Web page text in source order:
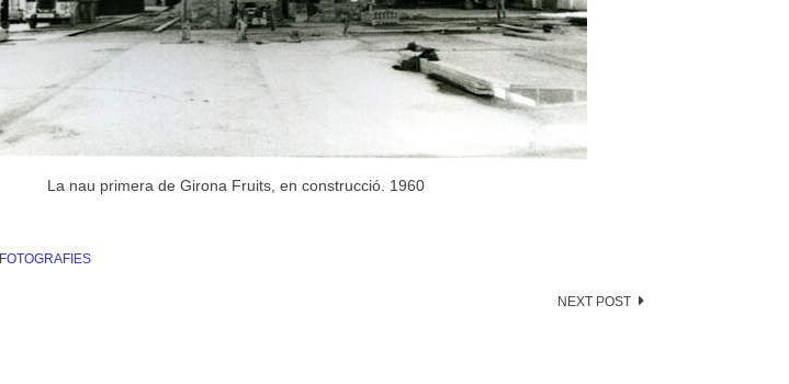
La nau primera de Girona Fruits, en construcció. 1960
FOTOGRAFIES
NEXT POST